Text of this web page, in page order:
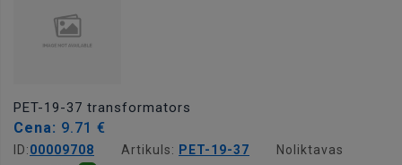
PET-19-37 transformators
Cena: 9.71 €
ID:00009708 Artikuls: PET-19-37
Noliktavas